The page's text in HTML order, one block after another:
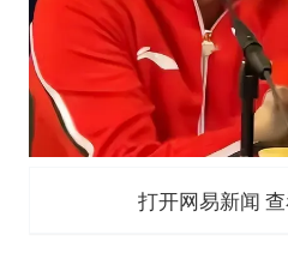
打开网易新闻